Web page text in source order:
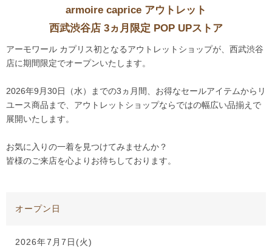
armoire caprice アウトレット
西武渋谷店 3ヵ月限定 POP UPストア
アーモワール カプリス初となるアウトレットショップが、西武渋谷
店に期間限定でオープンいたします。
2026年9月30日（水）までの3ヵ月間、お得なセールアイテムからリ
ユース商品まで、アウトレットショップならではの幅広い品揃えで
展開いたします。
お気に入りの一着を見つけてみませんか？
皆様のご来店を心よりお待ちしております。
オープン日
2026年7月7日(火)